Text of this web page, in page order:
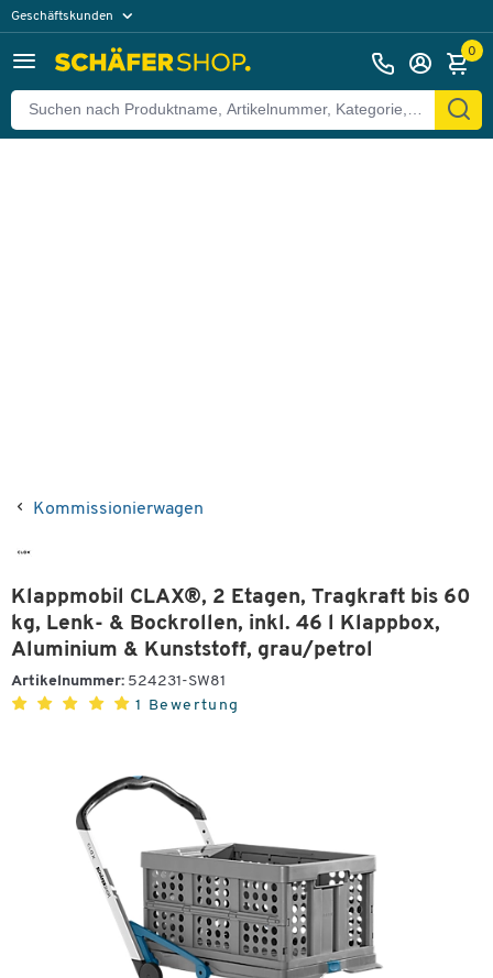
Geschäftskunden
0
Kommissionierwagen
Klappmobil CLAX®, 2 Etagen, Tragkraft bis 60
kg, Lenk- & Bockrollen, inkl. 46 l Klappbox,
Aluminium & Kunststoff, grau/petrol
Artikelnummer: 524231-SW81
1 Bewertung
Zurück